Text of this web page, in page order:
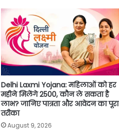
Delhi Laxmi Yojana: महिलाओं को हर
महीने मिलेंगे 2500, कौन ले सकता है
लाभ? जानिए पात्रता और आवेदन का पूरा
तरीका
August 9, 2026